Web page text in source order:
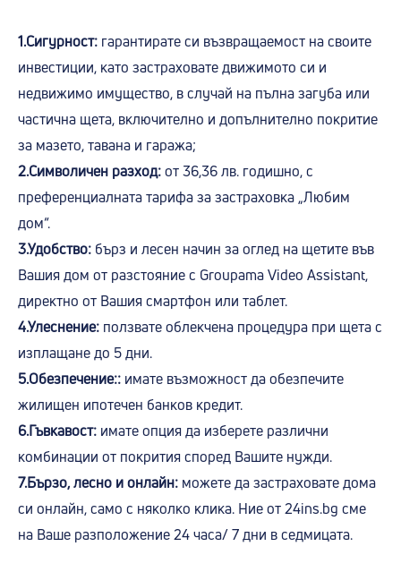
1.Сигурност: гарантирате си възвращаемост на своите
инвестиции, като застраховате движимото си и
недвижимо имущество, в случай на пълна загуба или
частична щета, включително и допълнително покритие
за мазето, тавана и гаража;
2.Символичен разход:от 36,36 лв. годишно, с
преференциалната тарифа за застраховка „Любим
дом“.
3.Удобство: бърз и лесен начин за оглед на щетите във
Вашия дом от разстояние с Groupama Video Assistant,
директно от Вашия смартфон или таблет.
4.Улеснение: ползвате облекчена процедура при щета с
изплащане до 5 дни.
5.Обезпечение:: имате възможност да обезпечите
жилищен ипотечен банков кредит.
6.Гъвкавост: имате опция да изберете различни
комбинации от покрития според Вашите нужди.
7.Бързо, лесно и онлайн: можете да застраховате дома
си онлайн, само с няколко клика. Ние от 24ins.bg сме
на Ваше разположение 24 часа/ 7 дни в седмицата.